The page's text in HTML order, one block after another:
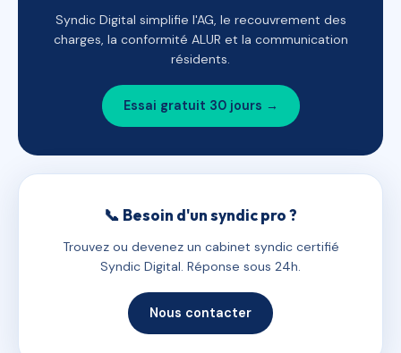
Syndic Digital simplifie l'AG, le recouvrement des
charges, la conformité ALUR et la communication
résidents.
Essai gratuit 30 jours →
📞 Besoin d'un syndic pro ?
Trouvez ou devenez un cabinet syndic certifié
Syndic Digital. Réponse sous 24h.
Nous contacter